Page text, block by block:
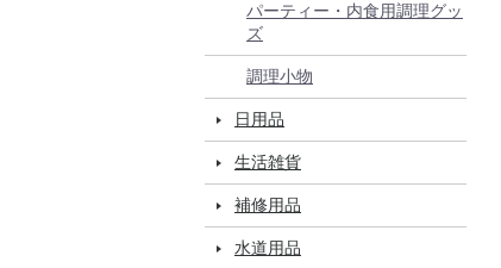
パーティー・内食用調理グッ
ズ
調理小物
日用品
生活雑貨
補修用品
水道用品